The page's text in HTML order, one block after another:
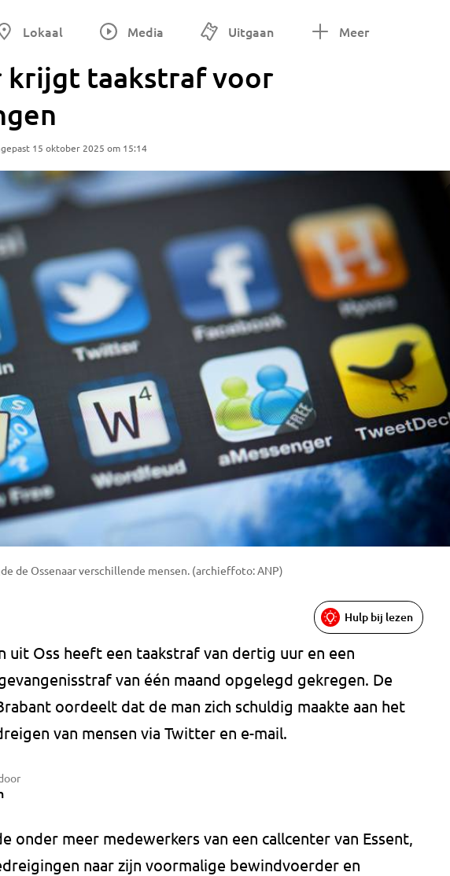
Lokaal Media Uitgaan Meer
krijgt taakstraf voor
15 oktober 2025 om 15:14
de Ossenaar verschillende mensen. (archieffoto: ANP)
Hulp bij lezen
uit Oss heeft een taakstraf van dertig uur en een
van één maand opgelegd gekregen. De
oordeelt dat de man zich schuldig maakte aan het
van mensen via Twitter en e-mail.
onder meer medewerkers van een callcenter van Essent,
naar zijn voormalige bewindvoerder en